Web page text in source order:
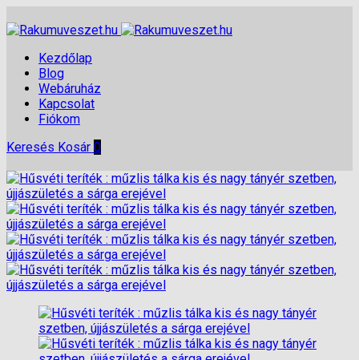
Kezdőlap
Blog
Webáruház
Kapcsolat
Fiókom
Keresés Kosár 0